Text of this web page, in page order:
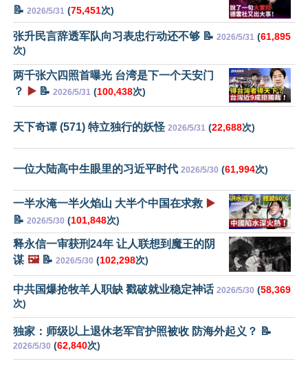
📝 2026/5/31 (75,451次)
张升民言辞透军队向习表忠行动还不够 📝 2026/5/31 (61,895
次)
两千张六四照首曝光 台湾是下一个天安门
？
▶️ 📝 2026/5/31 (100,438次)
天下奇谭 (571) 特立独行的妖怪 2026/5/31 (22,688次)
一位大陆高中生眼里的习近平时代 2026/5/30 (61,994次)
一半水淹一半火焰山 大半个中国在求救 ▶️
📝 2026/5/30 (101,848次)
释永信一审获刑24年 让人联想到魔王的阴
谋 🖼️📝 2026/5/30 (102,298次)
中共国爆抢牧羊人职缺 戳破就业稳定神话 2026/5/30 (58,369
次)
独家：师级以上退休老军官护照被收 防海外起义？ 📝
2026/5/30 (62,840次)